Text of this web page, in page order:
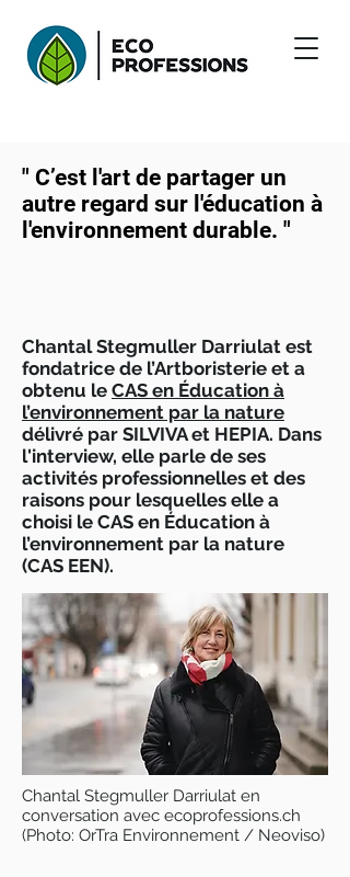
" C’est l'art de partager un
autre regard sur l'éducation à
l'environnement durable. "
Chantal Stegmuller Darriulat est
fondatrice de l’Artboristerie et a
obtenu le CAS en Éducation à
l’environnement par la nature
délivré par SILVIVA et HEPIA. Dans
l'interview, elle parle de ses
activités professionnelles et des
raisons pour lesquelles elle a
choisi le CAS en Éducation à
l’environnement par la nature
(CAS EEN).
Chantal Stegmuller Darriulat en
conversation avec ecoprofessions.ch
(Photo: OrTra Environnement / Neoviso)